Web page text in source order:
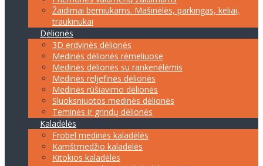
Žaidimai berniukams. Mašinėlės, parkingas, keliai,
traukinukai
Dėlionės
3D erdvinės dėlionės
Medinės dėlionės rėmeliuose
Medinės dėlionės su rankenėlėmis
Medinės reljefinės dėlionės
Medinės rūšiavimo dėlionės
Sluoksniuotos medinės dėlionės
Teminės ir grindų dėlionės
Kaladėlės
Frobel medinės kaladėlės
Kamštmedžio kaladėlės
Kitokios kaladėlės